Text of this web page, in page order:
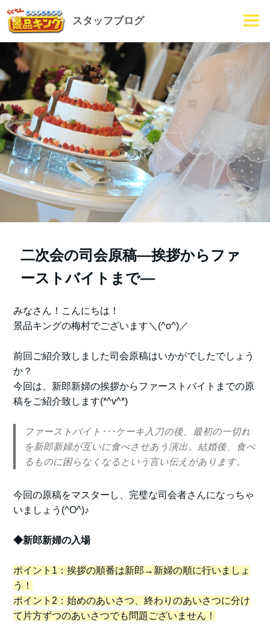
スタッフブログ
ーとウ
二次会の司会原稿―挨拶からファ
ーストバイトまで―
みなさん！こんにちは！
景品キングの梅村でございます＼(^o^)／
前回ご紹介致しました司会原稿はいかがでしたでしょう
か？
今回は、新郎新婦の挨拶からファーストバイトまでの原
稿をご紹介致します(*^v^*)
ファーストバイト･･･ケーキ入刀の後、最初の一切れ
を新郎新婦が互いに食べさせあう演出。結婚後、食べ
るものに困らなくなるという言い伝えがあります。
今回の原稿をマスターし、完璧な司会者さんになっちゃ
いましょう(^O^)♪
◆新郎新婦の入場
ポイント1：挨拶の順番は新郎→新婦の順に行いましょ
う！
ポイント2：始めのあいさつ、終わりのあいさつに分け
て片方ずつのあいさつでも問題ございません！